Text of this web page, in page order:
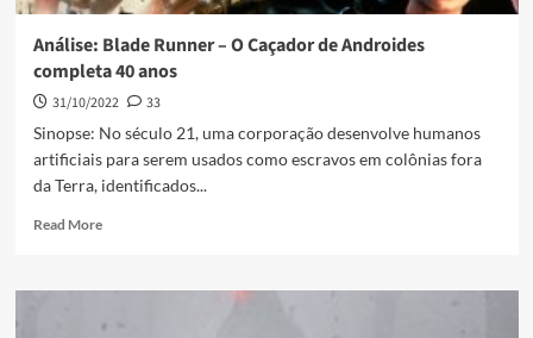
Análise: Blade Runner – O Caçador de Androides
completa 40 anos
31/10/2022
33
Sinopse: No século 21, uma corporação desenvolve humanos
artificiais para serem usados como escravos em colônias fora
da Terra, identificados...
Read More